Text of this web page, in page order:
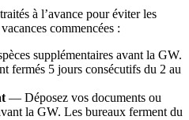
à l’avance pour éviter les
commencées :
supplémentaires avant la GW.
fermés 5 jours consécutifs du 2 au
— Déposez vos documents ou
la GW. Les bureaux ferment du